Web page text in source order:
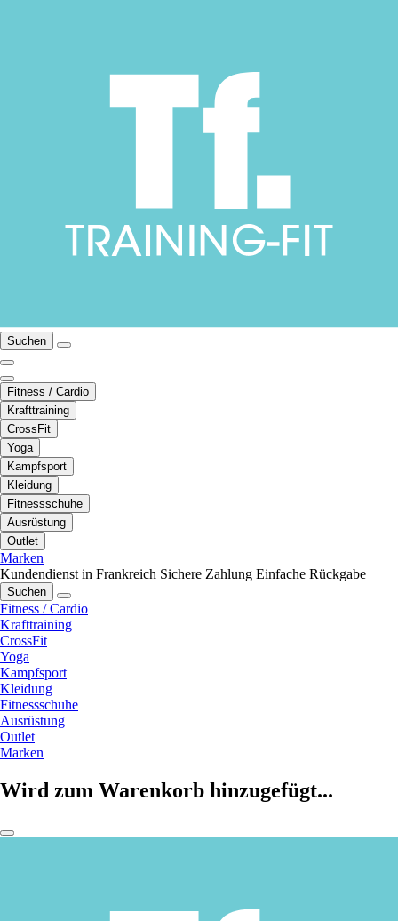
Suchen
Fitness / Cardio
Krafttraining
CrossFit
Yoga
Kampfsport
Kleidung
Fitnessschuhe
Ausrüstung
Outlet
Marken
Kundendienst in Frankreich Sichere Zahlung Einfache Rückgabe
Suchen
Fitness / Cardio
Krafttraining
CrossFit
Yoga
Kampfsport
Kleidung
Fitnessschuhe
Ausrüstung
Outlet
Marken
Wird zum Warenkorb hinzugefügt...